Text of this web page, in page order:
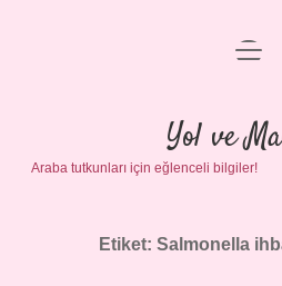
Anasayfa
Gizlilik
Yasal
Yol ve
Araba tutkunları için eğlenceli bilgiler!
Etiket: Salmonella